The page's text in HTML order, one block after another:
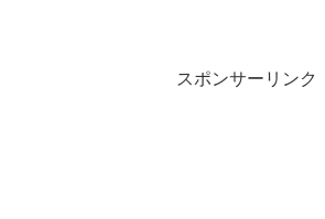
スポンサーリンク